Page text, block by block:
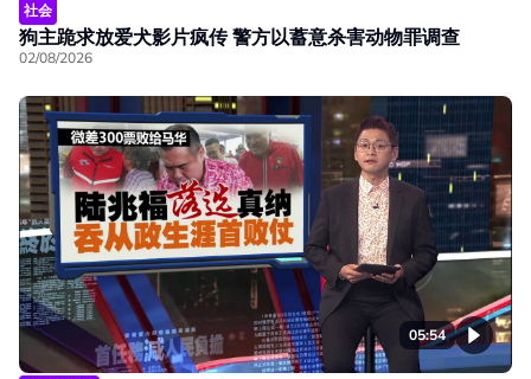
社会
狗主跪求放爱犬影片疯传 警方以蓄意杀害动物罪调查
02/08/2026
05:54